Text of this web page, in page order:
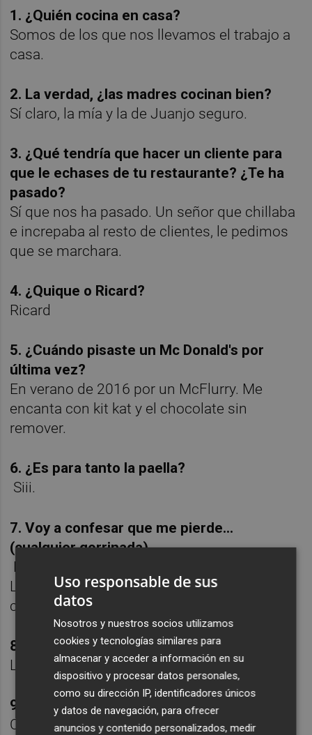
1. ¿Quién cocina en casa?
Somos de los que nos llevamos el trabajo a
casa.
2. La verdad, ¿las madres cocinan bien?
Sí claro, la mía y la de Juanjo seguro.
3. ¿Qué tendría que hacer un cliente para
que le echases de tu restaurante? ¿Te ha
pasado?
Sí que nos ha pasado. Un señor que chillaba
e increpaba al resto de clientes, le pedimos
que se marchara.
4. ¿Quique o Ricard?
Ricard
5. ¿Cuándo pisaste un Mc Donald's por
última vez?
En verano de 2016 por un McFlurry. Me
encanta con kit kat y el chocolate sin
remover.
6. ¿Es para tanto la paella?
Siii.
7. Voy a confesar que me pierde...
(cualquier gorrinada)
El... chupa chups de manzana verde ácida.
Los he agotado en todas las gasolineras de
camino a Murcia.
8. Un plato viejuno que te siga gustando
Las migas con ñoras, sardinas y ajetes
9. ¿Mariscada o cocido?
Cocido.
Uso responsable de sus
datos
Nosotros y nuestros socios utilizamos
cookies y tecnologías similares para
almacenar y acceder a información en su
dispositivo y procesar datos personales,
como su dirección IP, identificadores únicos
y datos de navegación, para ofrecer
anuncios y contenido personalizados, medir